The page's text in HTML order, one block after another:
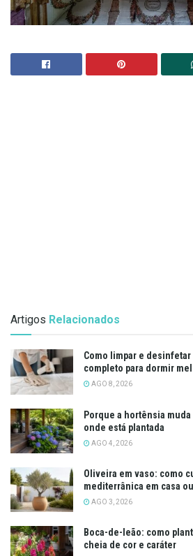
Artigos Relacionados
Como limpar e
completo para dormir
AGO 8, 2026
Porque a hortênsia
onde está plantada
AGO 4, 2026
Oliveira em vaso: como
mediterrânica em casa
AGO 3, 2026
Boca-de-leão: como
cheia de cor e caráter